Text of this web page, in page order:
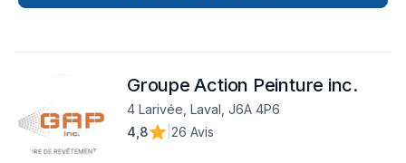
Groupe Action Peinture inc.
4 Larivée, Laval, J6A 4P6
4,8
26 Avis